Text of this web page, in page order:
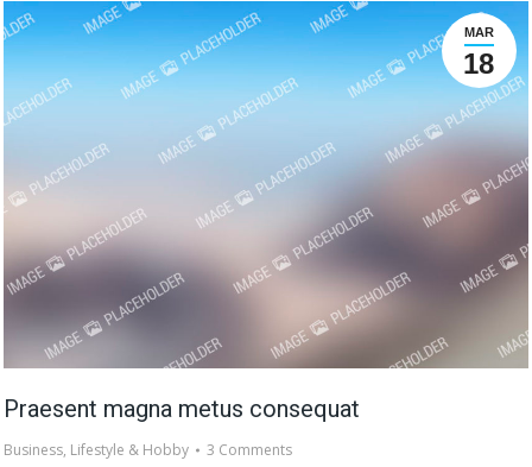
MAR
18
Praesent magna metus consequat
Business, Lifestyle & Hobby 3 Comments